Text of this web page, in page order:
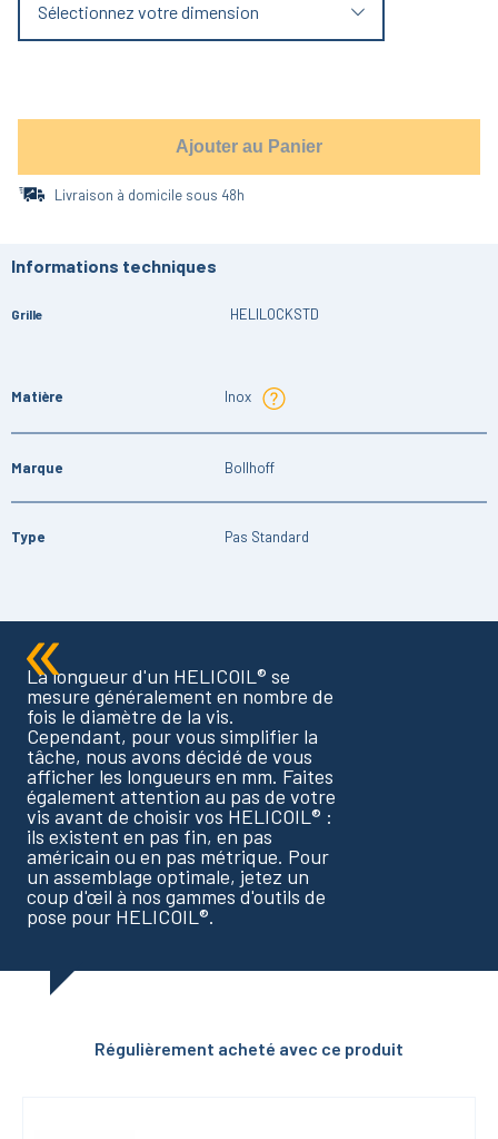
Sélectionnez votre dimension
Ajouter au Panier
Livraison à domicile sous 48h
Informations techniques
Grille HELILOCKSTD
Matière Inox
Marque Bollhoff
Type Pas Standard
La longueur d'un HELICOIL® se
mesure généralement en nombre de
fois le diamètre de la vis.
Cependant, pour vous simplifier la
tâche, nous avons décidé de vous
afficher les longueurs en mm. Faites
également attention au pas de votre
vis avant de choisir vos HELICOIL® :
ils existent en pas fin, en pas
américain ou en pas métrique. Pour
un assemblage optimale, jetez un
coup d'œil à nos gammes d'outils de
pose pour HELICOIL®.
Régulièrement acheté avec ce produit